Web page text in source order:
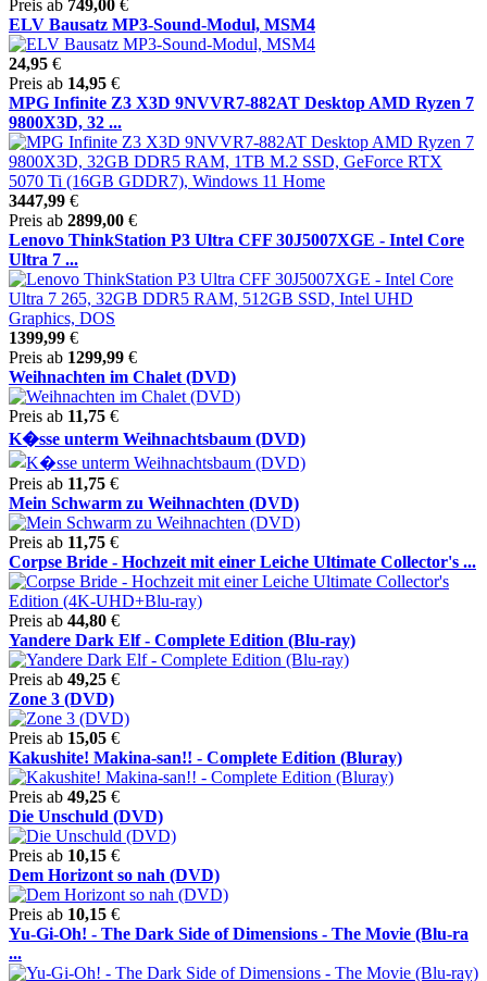
Preis ab 749,00 €
ELV Bausatz MP3-Sound-Modul, MSM4
24,95 €
Preis ab 14,95 €
MPG Infinite Z3 X3D 9NVVR7-882AT Desktop AMD Ryzen 7
9800X3D, 32 ...
3447,99 €
Preis ab 2899,00 €
Lenovo ThinkStation P3 Ultra CFF 30J5007XGE - Intel Core
Ultra 7 ...
1399,99 €
Preis ab 1299,99 €
Weihnachten im Chalet (DVD)
Preis ab 11,75 €
K�sse unterm Weihnachtsbaum (DVD)
Preis ab 11,75 €
Mein Schwarm zu Weihnachten (DVD)
Preis ab 11,75 €
Corpse Bride - Hochzeit mit einer Leiche Ultimate Collector's ...
Preis ab 44,80 €
Yandere Dark Elf - Complete Edition (Blu-ray)
Preis ab 49,25 €
Zone 3 (DVD)
Preis ab 15,05 €
Kakushite! Makina-san!! - Complete Edition (Bluray)
Preis ab 49,25 €
Die Unschuld (DVD)
Preis ab 10,15 €
Dem Horizont so nah (DVD)
Preis ab 10,15 €
Yu-Gi-Oh! - The Dark Side of Dimensions - The Movie (Blu-ra
...